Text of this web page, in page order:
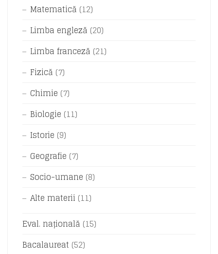
Matematică (12)
Limba engleză (20)
Limba franceză (21)
Fizică (7)
Chimie (7)
Biologie (11)
Istorie (9)
Geografie (7)
Socio-umane (8)
Alte materii (11)
Eval. națională (15)
Bacalaureat (52)